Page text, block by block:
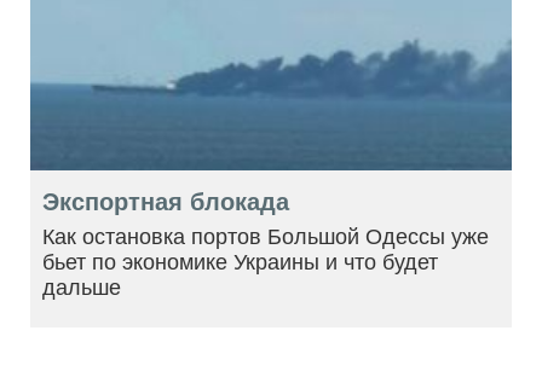
Экспортная блокада
Как остановка портов Большой Одессы уже
бьет по экономике Украины и что будет
дальше